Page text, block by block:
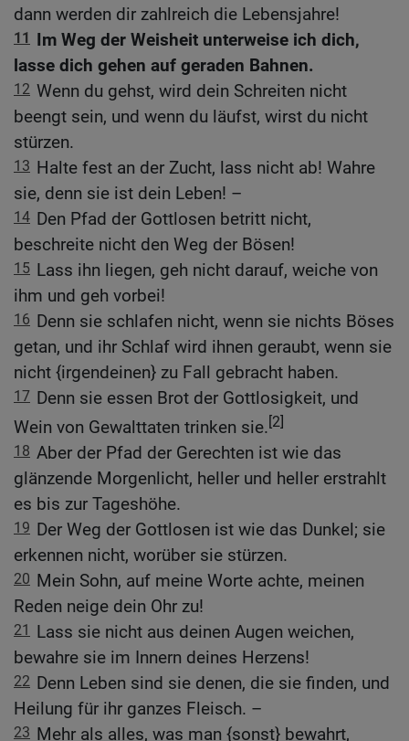
dann werden dir zahlreich die Lebensjahre!
11 Im Weg der Weisheit unterweise ich dich,
lasse dich gehen auf geraden Bahnen.
12 Wenn du gehst, wird dein Schreiten nicht
beengt sein, und wenn du läufst, wirst du nicht
stürzen.
13 Halte fest an der Zucht, lass nicht ab! Wahre
sie, denn sie ist dein Leben! –
14 Den Pfad der Gottlosen betritt nicht,
beschreite nicht den Weg der Bösen!
15 Lass ihn liegen, geh nicht darauf, weiche von
ihm und geh vorbei!
16 Denn sie schlafen nicht, wenn sie nichts Böses
getan, und ihr Schlaf wird ihnen geraubt, wenn sie
nicht {irgendeinen} zu Fall gebracht haben.
17 Denn sie essen Brot der Gottlosigkeit, und
Wein von Gewalttaten trinken sie.[2]
18 Aber der Pfad der Gerechten ist wie das
glänzende Morgenlicht, heller und heller erstrahlt
es bis zur Tageshöhe.
19 Der Weg der Gottlosen ist wie das Dunkel; sie
erkennen nicht, worüber sie stürzen.
20 Mein Sohn, auf meine Worte achte, meinen
Reden neige dein Ohr zu!
21
Lass sie nicht aus deinen Augen weichen,
bewahre sie im Innern deines Herzens!
22 Denn Leben sind sie denen, die sie finden, und
Heilung für ihr ganzes Fleisch. –
23 Mehr als alles, was man {sonst} bewahrt,